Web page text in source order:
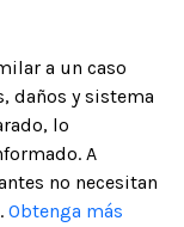
a un caso
daños y sistema
lo
A
no necesitan
Obtenga más